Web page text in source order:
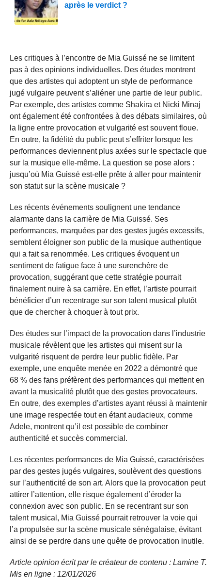
après le verdict ?
Les critiques à l’encontre de Mia Guissé ne se limitent
pas à des opinions individuelles. Des études montrent
que des artistes qui adoptent un style de performance
jugé vulgaire peuvent s’aliéner une partie de leur public.
Par exemple, des artistes comme Shakira et Nicki Minaj
ont également été confrontées à des débats similaires, où
la ligne entre provocation et vulgarité est souvent floue.
En outre, la fidélité du public peut s’effriter lorsque les
performances deviennent plus axées sur le spectacle que
sur la musique elle-même. La question se pose alors :
jusqu’où Mia Guissé est-elle prête à aller pour maintenir
son statut sur la scène musicale ?
Les récents événements soulignent une tendance
alarmante dans la carrière de Mia Guissé. Ses
performances, marquées par des gestes jugés excessifs,
semblent éloigner son public de la musique authentique
qui a fait sa renommée. Les critiques évoquent un
sentiment de fatigue face à une surenchère de
provocation, suggérant que cette stratégie pourrait
finalement nuire à sa carrière. En effet, l’artiste pourrait
bénéficier d’un recentrage sur son talent musical plutôt
que de chercher à choquer à tout prix.
Des études sur l’impact de la provocation dans l’industrie
musicale révèlent que les artistes qui misent sur la
vulgarité risquent de perdre leur public fidèle. Par
exemple, une enquête menée en 2022 a démontré que
68 % des fans préfèrent des performances qui mettent en
avant la musicalité plutôt que des gestes provocateurs.
En outre, des exemples d’artistes ayant réussi à maintenir
une image respectée tout en étant audacieux, comme
Adele, montrent qu’il est possible de combiner
authenticité et succès commercial.
Les récentes performances de Mia Guissé, caractérisées
par des gestes jugés vulgaires, soulèvent des questions
sur l’authenticité de son art. Alors que la provocation peut
attirer l’attention, elle risque également d’éroder la
connexion avec son public. En se recentrant sur son
talent musical, Mia Guissé pourrait retrouver la voie qui
l’a propulsée sur la scène musicale sénégalaise, évitant
ainsi de se perdre dans une quête de provocation inutile.
Article opinion écrit par le créateur de contenu : Lamine T.
Mis en ligne : 12/01/2026